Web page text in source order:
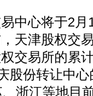
心将于2月
天津股权交
交易所的累
股份转让中
浙江等地目